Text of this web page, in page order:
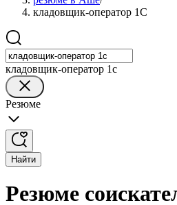
кладовщик-оператор 1С
кладовщик-оператор 1с
Резюме
Найти
Резюме